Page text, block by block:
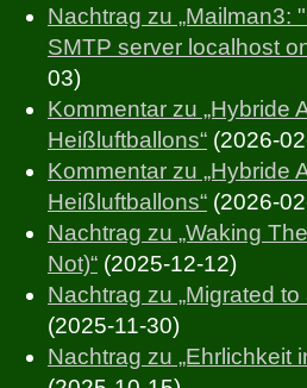
Nachtrag zu „Mailman3:
SMTP server localhost
03)
Kommentar zu „Hybride
Heißluftballons“ (2026-
Kommentar zu „Hybride
Heißluftballons“ (2026-
Nachtrag zu „Waking
Not)“ (2025-12-12)
Nachtrag zu „Migrated
(2025-11-30)
Nachtrag zu „Ehrlichkeit